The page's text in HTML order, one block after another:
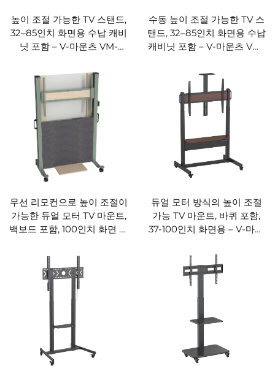
높이 조절 가능한 TV 스탠드,
32–85인치 화면용 수납 캐비
닛 포함 – V-마운츠 VM-
수동 높이 조절 가능한 TV 스
탠드, 32–85인치 화면용 수납
캐비닛 포함 – V-마운츠 VM-
무선 리모컨으로 높이 조절이
가능한 듀얼 모터 TV 마운트,
백보드 포함, 100인치 화면 지
듀얼 모터 방식의 높이 조절
가능 TV 마운트, 바퀴 포함,
37-100인치 화면용 – V-마운